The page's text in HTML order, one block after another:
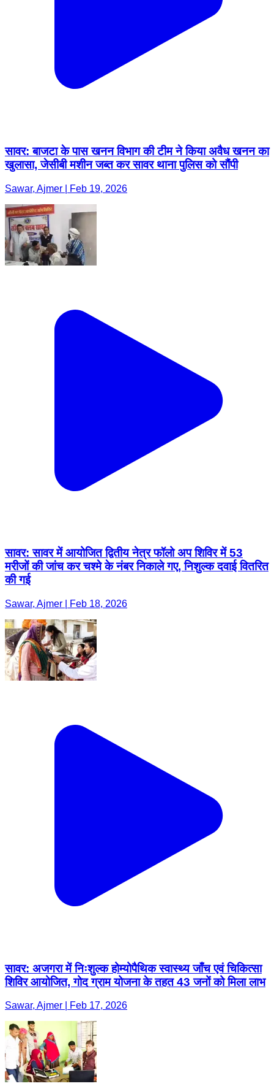
सावर: बाजटा के पास खनन विभाग की टीम ने किया अवैध खनन का
खुलासा, जेसीबी मशीन जब्त कर सावर थाना पुलिस को सौंपी
Sawar, Ajmer | Feb 19, 2026
सावर: सावर में आयोजित द्वितीय नेत्र फॉलो अप शिविर में 53
मरीजों की जांच कर चश्मे के नंबर निकाले गए, निशुल्क दवाई वितरित
की गई
Sawar, Ajmer | Feb 18, 2026
सावर: अजगरा में निःशुल्क होम्योपैथिक स्वास्थ्य जाँच एवं चिकित्सा
शिविर आयोजित, गोद ग्राम योजना के तहत 43 जनों को मिला लाभ
Sawar, Ajmer | Feb 17, 2026